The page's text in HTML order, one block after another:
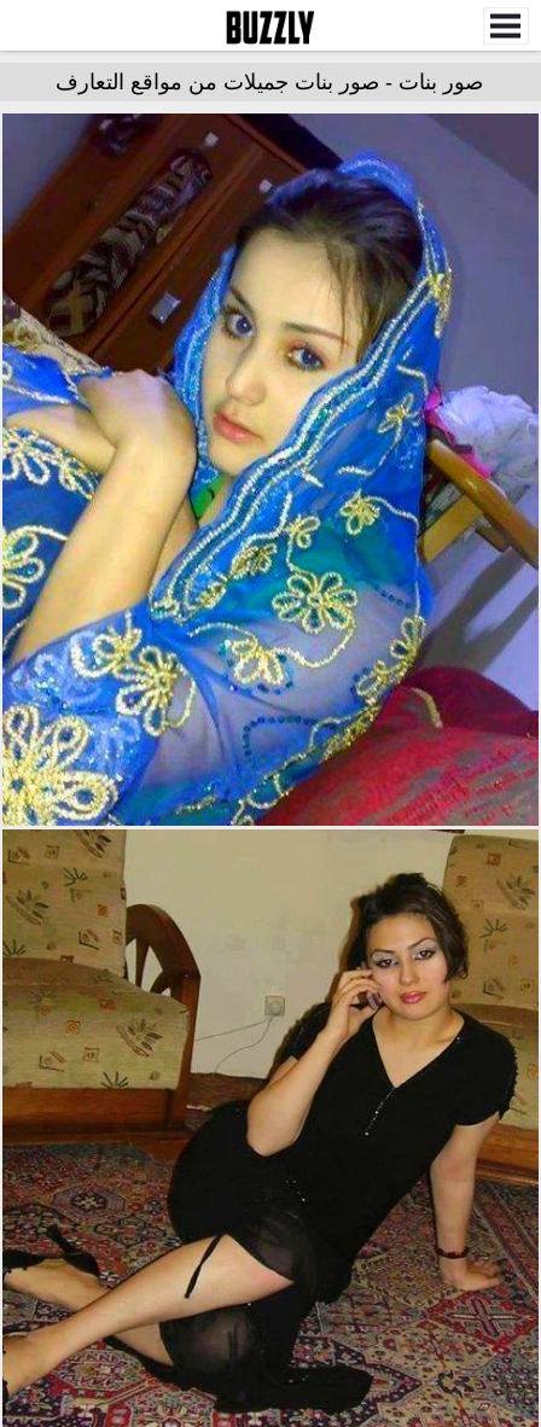
صور بنات - صور بنات جميلات من مواقع التعارف